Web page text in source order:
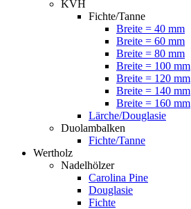
KVH
Fichte/Tanne
Breite = 40 mm
Breite = 60 mm
Breite = 80 mm
Breite = 100 mm
Breite = 120 mm
Breite = 140 mm
Breite = 160 mm
Lärche/Douglasie
Duolambalken
Fichte/Tanne
Wertholz
Nadelhölzer
Carolina Pine
Douglasie
Fichte